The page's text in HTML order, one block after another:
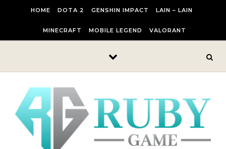
HOME DOTA 2 GENSHIN IMPACT LAIN – LAIN
MINECRAFT MOBILE LEGEND VALORANT